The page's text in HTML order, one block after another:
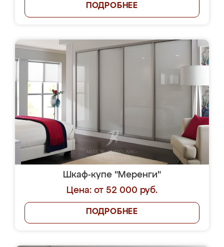
ПОДРОБНЕЕ
Шкаф-купе "Меренги"
Цена: от 52 000 руб.
ПОДРОБНЕЕ